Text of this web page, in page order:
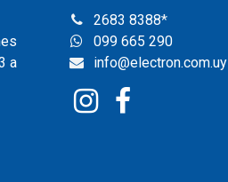
a
2683 8388*
099 665 290
info@electron.com.uy